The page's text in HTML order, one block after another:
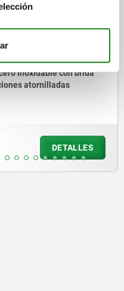
Cierres acodados
elástica hasta
desde
más IVA.
más gastos de envío